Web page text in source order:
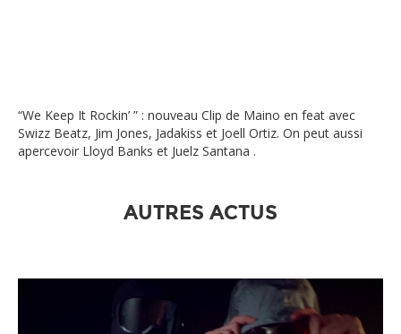
“We Keep It Rockin’ ” : nouveau Clip de Maino en feat avec
Swizz Beatz, Jim Jones, Jadakiss et Joell Ortiz. On peut aussi
apercevoir Lloyd Banks et Juelz Santana .
AUTRES ACTUS